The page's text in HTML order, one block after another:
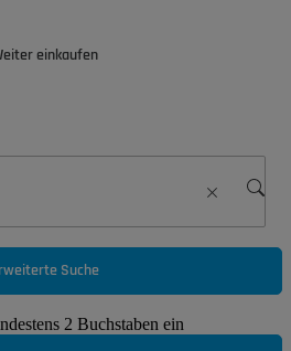
einkaufen
Suche
2 Buchstaben ein